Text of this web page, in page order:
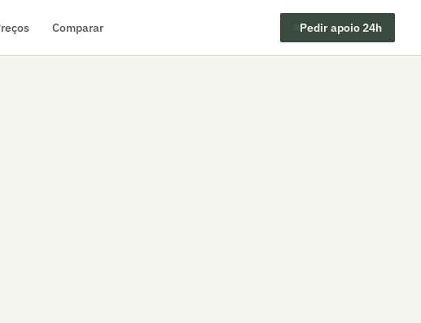
Comparar Pedir apoio 24h